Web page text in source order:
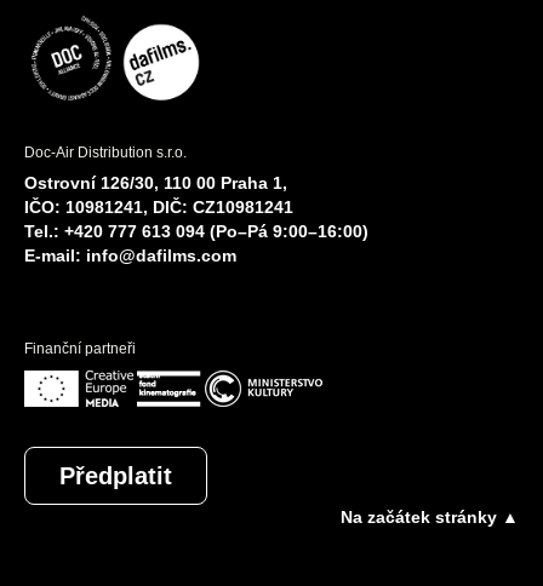
Doc-Air Distribution s.r.o.
Ostrovní 126/30, 110 00 Praha 1,
IČO: 10981241, DIČ: CZ10981241
Tel.: +420 777 613 094 (Po–Pá 9:00–16:00)
E-mail: info@dafilms.com
Finanční partneři
Předplatit
Na začátek stránky ▲